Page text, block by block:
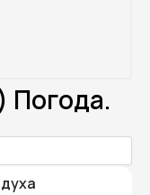
Погода.